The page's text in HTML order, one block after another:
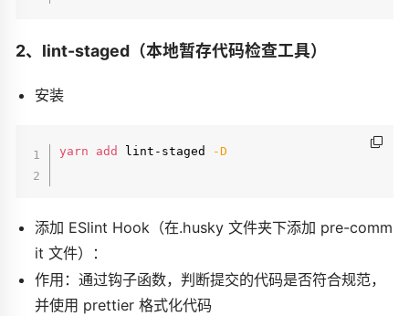
2、lint-staged（本地暂存代码检查工具）
安装
yarn add lint-staged -D
添加 ESlint Hook（在.husky 文件夹下添加 pre-comm
it 文件）：
作用：通过钩子函数，判断提交的代码是否符合规范，
并使用 prettier 格式化代码